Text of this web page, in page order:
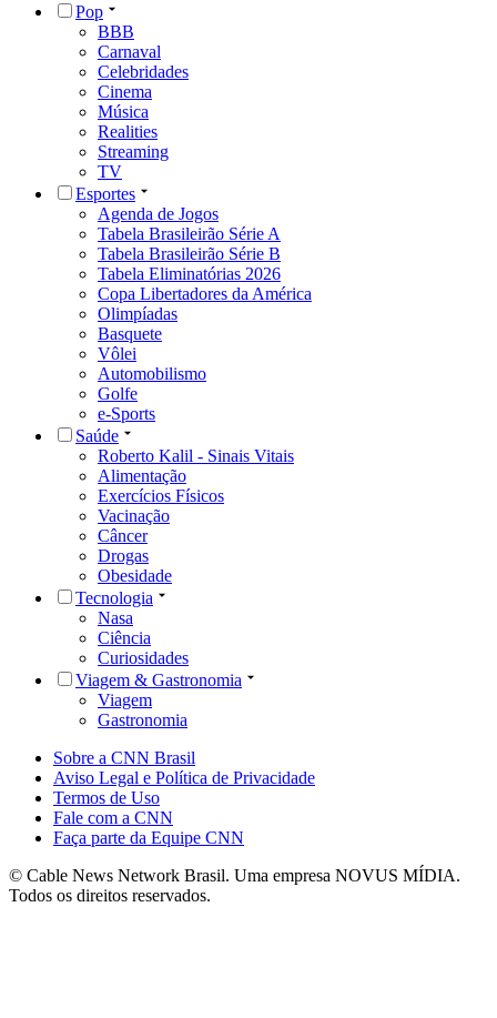
Pop
BBB
Carnaval
Celebridades
Cinema
Música
Realities
Streaming
TV
Esportes
Agenda de Jogos
Tabela Brasileirão Série A
Tabela Brasileirão Série B
Tabela Eliminatórias 2026
Copa Libertadores da América
Olimpíadas
Basquete
Vôlei
Automobilismo
Golfe
e-Sports
Saúde
Roberto Kalil - Sinais Vitais
Alimentação
Exercícios Físicos
Vacinação
Câncer
Drogas
Obesidade
Tecnologia
Nasa
Ciência
Curiosidades
Viagem & Gastronomia
Viagem
Gastronomia
Sobre a CNN Brasil
Aviso Legal e Política de Privacidade
Termos de Uso
Fale com a CNN
Faça parte da Equipe CNN
© Cable News Network Brasil. Uma empresa NOVUS MÍDIA.
Todos os direitos reservados.